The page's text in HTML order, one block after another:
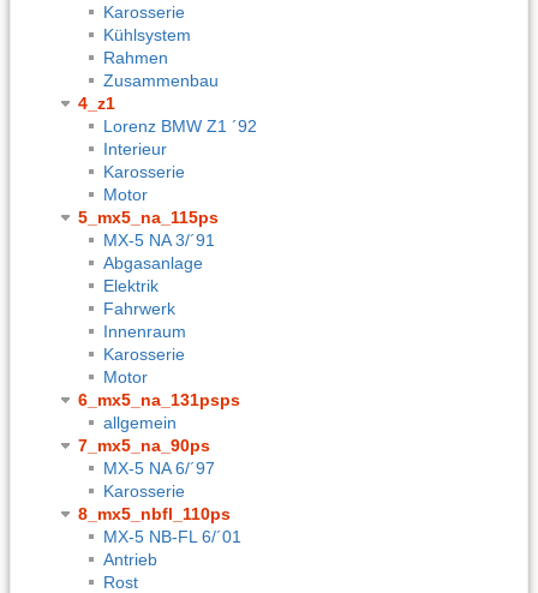
Karosserie
Kühlsystem
Rahmen
Zusammenbau
4_z1
Lorenz BMW Z1 ´92
Interieur
Karosserie
Motor
5_mx5_na_115ps
MX-5 NA 3/´91
Abgasanlage
Elektrik
Fahrwerk
Innenraum
Karosserie
Motor
6_mx5_na_131psps
allgemein
7_mx5_na_90ps
MX-5 NA 6/´97
Karosserie
8_mx5_nbfl_110ps
MX-5 NB-FL 6/´01
Antrieb
Rost